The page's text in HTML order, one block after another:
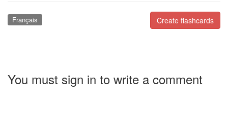
Create flashcards
Français
You must sign in to write a comment